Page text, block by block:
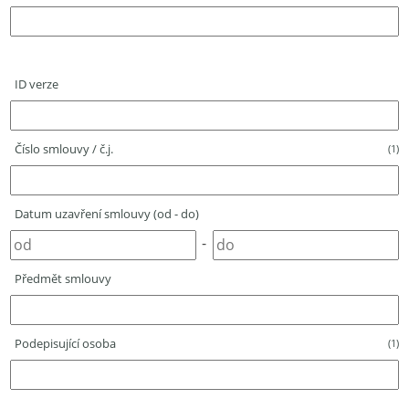
ID verze
Číslo smlouvy / č.j. (1)
Datum uzavření smlouvy (od - do)
-
Předmět smlouvy
Podepisující osoba (1)